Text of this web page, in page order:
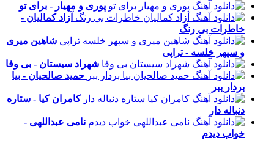
پوری و مهیار - برای تو
آزاد کمالیان -
خاطرات بی رنگ
شاهین میری
و سپهر خلسه - تراپی
شهراد سیستان - بی وفا
حمید صالحیان - بیا
بردار ببر
کامران کیا - ستاره
دنباله دار
نامی عبداللهی -
خواب دیدم